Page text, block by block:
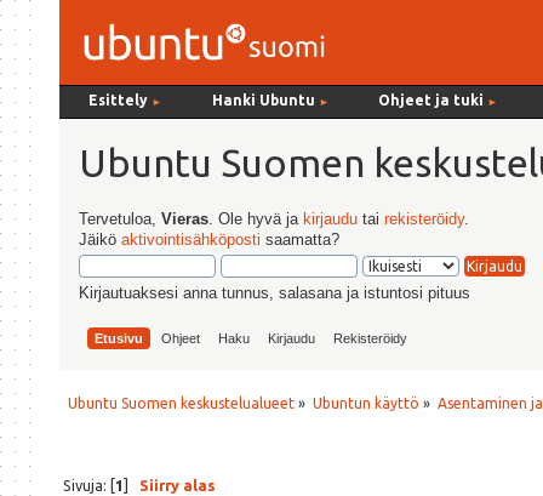
Esittely ► Hanki Ubuntu ► Ohjeet ja tuki ►
Ubuntu Suomen
Tervetuloa,Vieras . Ole hyvä ja kirjaudu tairekisteröidy.
Jäiköaktivointisähköposti saamatta?
Kirjautuaksesi anna tunnus, salasana ja istuntosi pituus
Etusivu Ohjeet Haku Kirjaudu Rekisteröidy
Ubuntu Suomen keskustelualueet » Ubuntun käyttö » Asentaminen
Sivuja: [1] Siirry alas